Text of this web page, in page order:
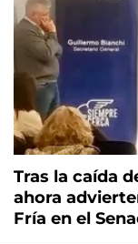
Tras la caída
ahora
Fría en el